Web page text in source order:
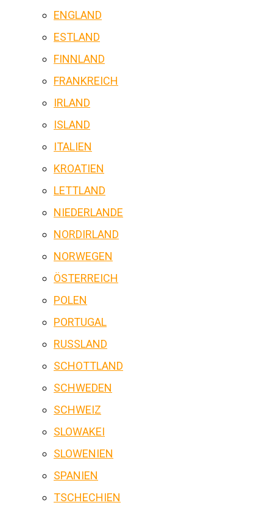
ENGLAND
ESTLAND
FINNLAND
FRANKREICH
IRLAND
ISLAND
ITALIEN
KROATIEN
LETTLAND
NIEDERLANDE
NORDIRLAND
NORWEGEN
ÖSTERREICH
POLEN
PORTUGAL
RUSSLAND
SCHOTTLAND
SCHWEDEN
SCHWEIZ
SLOWAKEI
SLOWENIEN
SPANIEN
TSCHECHIEN